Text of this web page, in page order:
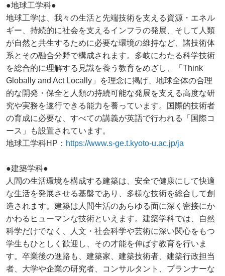
●地球工学科●
地球工学は、我々の生活と先端技術を支える資源・エネル
ギー、持続的に社会を支えるインフラの発展、そして人類
が自然と共生するために必要な環境の維持など、諸技術体
系とその融合分野で構成されます。多岐にわたる科学技術
を総合的に理解する見識を養う教育をめざし、「Think
Globally and Act Locally」を理念に掲げ、地球全体の合理
的な開発・保全と人類の持続可能な発展を支える高度な研
究や実務を遂行できる能力を養っています。国際的技術者
の育成に必要な、すべての講義が英語で行われる「国際コ
ース」も設置されています。
地球工学科HP： https://www.s-ge.t.kyoto-u.ac.jp/ja
●建築学科●
人間の生活環境を構成する建築は、安全で健康にして快適
な生活を発展させる基盤であり、多様な技術を総合して創
造されます。建築は人間生活のあらゆる面に深く密接にか
かわるヒューマンな技術といえます。建築学科では、自然
科学だけでなく、人文・社会科学や芸術に深い関心をもつ
学生もひとしく歓迎し、その才能を伸ばす教育を行いま
す。卒業後の進路も、建築家、建築技術者、建築行政担当
者、大学や企業の研究者、コンサルタント、プランナーな